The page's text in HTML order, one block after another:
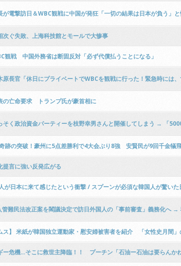
が電撃訪日＆WBC観戦に中国が発狂「一切の結果は日本が負う」
ぐ失敗、上海科技館とモールで大惨事
観戦 中国外務省は断固反対「必ず代償払うことになる」
原長官「休日にプライベートでWBCを観戦に行った！緊急時には
の亡命要求 トランプ氏が豪首相に
そく政治資金パーティーを枝野幸男さんと開催してしまう → 「
跡の突破！豪州に5点差勝利で4大会ぶり8強 安賢民が9回千金犠
提言に強い反発広がる
が日本に来て感じたという衝撃 / スプーンが必須な韓国人が驚
管難民法改正案を閣議決定で訪日外国人の「事前審査」義務化
ス】 米紙が韓国独立運動家・慰安婦被害者を紹介 「女性史月間
ー危機…そこに救世主降臨！！ プーチン「石油ー石油は要らんか